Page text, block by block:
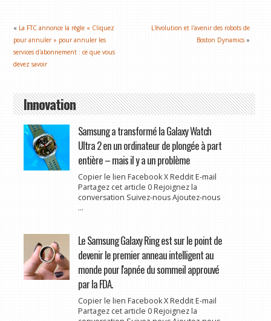
« La FTC annonce la règle « Cliquez
pour annuler » pour annuler les
services d'abonnement : ce que vous
devez savoir
L'évolution et l'avenir des robots de
Boston Dynamics »
Innovation
Samsung a transformé la Galaxy Watch
Ultra 2 en un ordinateur de plongée à part
entière – mais il y a un problème
Copier le lien Facebook X Reddit E-mail
Partagez cet article 0 Rejoignez la
conversation Suivez-nous Ajoutez-nous
...
Le Samsung Galaxy Ring est sur le point de
devenir le premier anneau intelligent au
monde pour l'apnée du sommeil approuvé
par la FDA.
Copier le lien Facebook X Reddit E-mail
Partagez cet article 0 Rejoignez la